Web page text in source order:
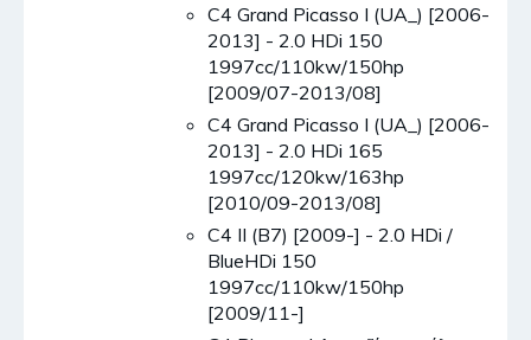
C4 Grand Picasso I (UA_) [2006-
2013] - 2.0 HDi 150
1997cc/110kw/150hp
[2009/07-2013/08]
C4 Grand Picasso I (UA_) [2006-
2013] - 2.0 HDi 165
1997cc/120kw/163hp
[2010/09-2013/08]
C4 II (B7) [2009-] - 2.0 HDi /
BlueHDi 150
1997cc/110kw/150hp
[2009/11-]